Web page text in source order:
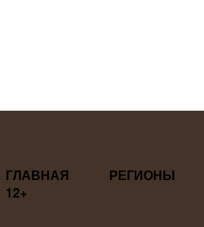
ГЛАВНАЯ
РЕГИОНЫ
12+